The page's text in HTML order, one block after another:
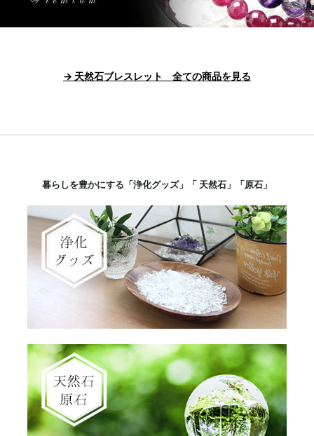
→ 天然石ブレスレット 全ての商品を見る
暮らしを豊かにする「浄化グッズ」「 天然石」「原石」